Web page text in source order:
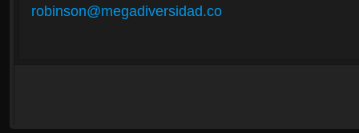
robinson@megadiversidad.co